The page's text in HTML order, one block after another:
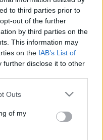
to third parties prior to
out of the further
by third parties on the
This information may
on the IAB’s List of
further disclose it to other
one or more Google
You may click to
its third-party tags to
in below Google
Outs
of my
Budapest
weboldal készítés